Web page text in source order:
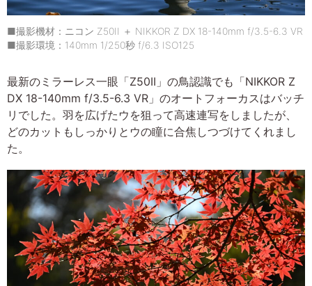
■撮影機材：ニコン Z50II ＋ NIKKOR Z DX 18-140mm f/3.5-6.3 VR
■撮影環境：140mm 1/250秒 f/6.3 ISO125
最新のミラーレス一眼「Z50II」の鳥認識でも「NIKKOR Z
DX 18-140mm f/3.5-6.3 VR」のオートフォーカスはバッチ
リでした。羽を広げたウを狙って高速連写をしましたが、
どのカットもしっかりとウの瞳に合焦しつづけてくれまし
た。